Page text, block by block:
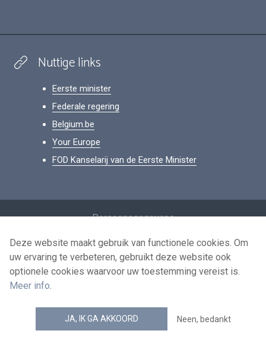
Nuttige links
Eerste minister
Federale regering
Belgium.be
Your Europe
FOD Kanselarij van de Eerste Minister
Persoonsgegevens
Voorwaarden voor het hergebruik
Contacteer ons
news.belgium RSS feed
© 2026 - news.belgium.be
Deze website maakt gebruik van functionele cookies. Om
uw ervaring te verbeteren, gebruikt deze website ook
optionele cookies waarvoor uw toestemming vereist is.
Meer info.
JA, IK GA AKKOORD Neen, bedankt